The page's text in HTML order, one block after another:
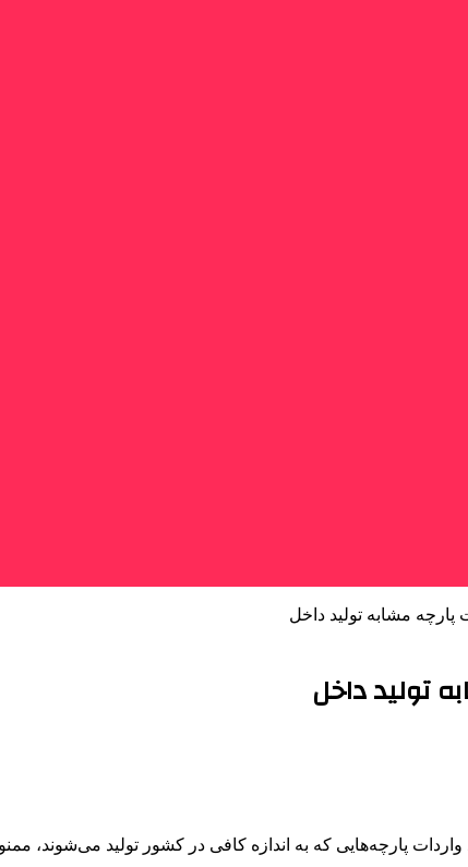
مشابه تولید داخل
تولید داخل
پارچه‌هایی که به اندازه کافی در کشور تولید می‌شوند،